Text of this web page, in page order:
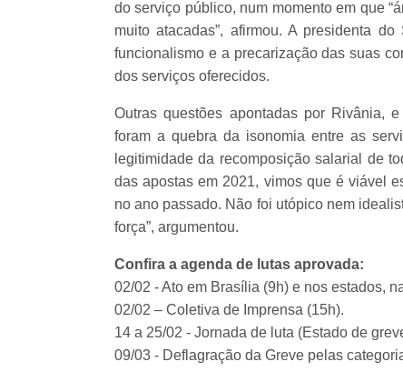
do serviço público, num momento em que
muito atacadas”, afirmou. A presidenta
funcionalismo e a precarização das suas
dos serviços oferecidos.
Outras questões apontadas por Rivânia,
foram a quebra da isonomia entre as
legitimidade da recomposição salarial de
das apostas em 2021, vimos que é viável
no ano passado. Não foi utópico nem
força”, argumentou.
Confira a agenda de lutas aprovada:
02/02 - Ato em Brasília (9h) e nos estados,
02/02 – Coletiva de Imprensa (15h).
14 a 25/02 - Jornada de luta (Estado de
09/03 - Deflagração da Greve pelas